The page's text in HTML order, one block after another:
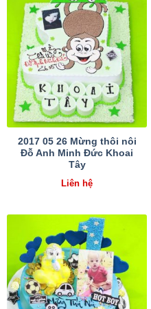
2017 05 26 Mừng thôi nôi
Đỗ Anh Minh Đức Khoai
Tây
Liên hệ